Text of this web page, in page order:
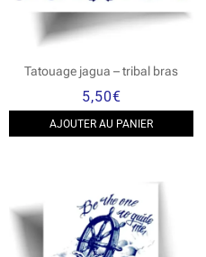
Tatouage jagua – tribal bras
5,50€
AJOUTER AU PANIER